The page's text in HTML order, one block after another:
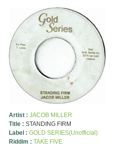
Artist : JACOB MILLER
Title : STANDING FIRM
Label : GOLD SERIES(Unofficial)
Riddim : TAKE FIVE